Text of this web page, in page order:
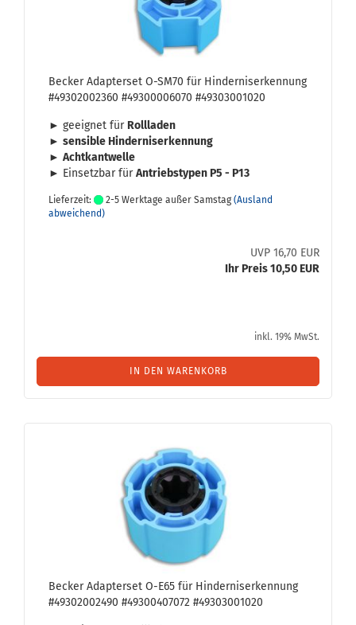
Be­cker Ad­ap­ter­set O-​SM70 für Hin­der­nis­er­ken­nung
#49302002360 #49300006070 #49303001020
► ge­eig­net für Roll­la­den
► sen­si­ble Hin­der­nis­er­ken­nung
► Acht­kant­wel­le
► Ein­setz­bar fürAn­triebs­ty­pen P5 - P13
Lieferzeit: 2-5 Werktage außer Samstag (Ausland
abweichend)
UVP 16,70 EUR
Ihr Preis 10,50 EUR
inkl. 19% MwSt.
IN DEN WARENKORB
Be­cker Ad­ap­ter­set O-E65 für Hin­der­nis­er­ken­nung
#49302002490 #49300407072 #49303001020